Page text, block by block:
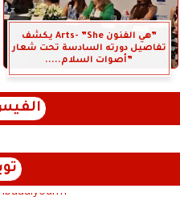
”هي الفنون Arts- ”She يكشف
تفاصيل دورته السادسة تحت شعار
”أصوات السلام.....